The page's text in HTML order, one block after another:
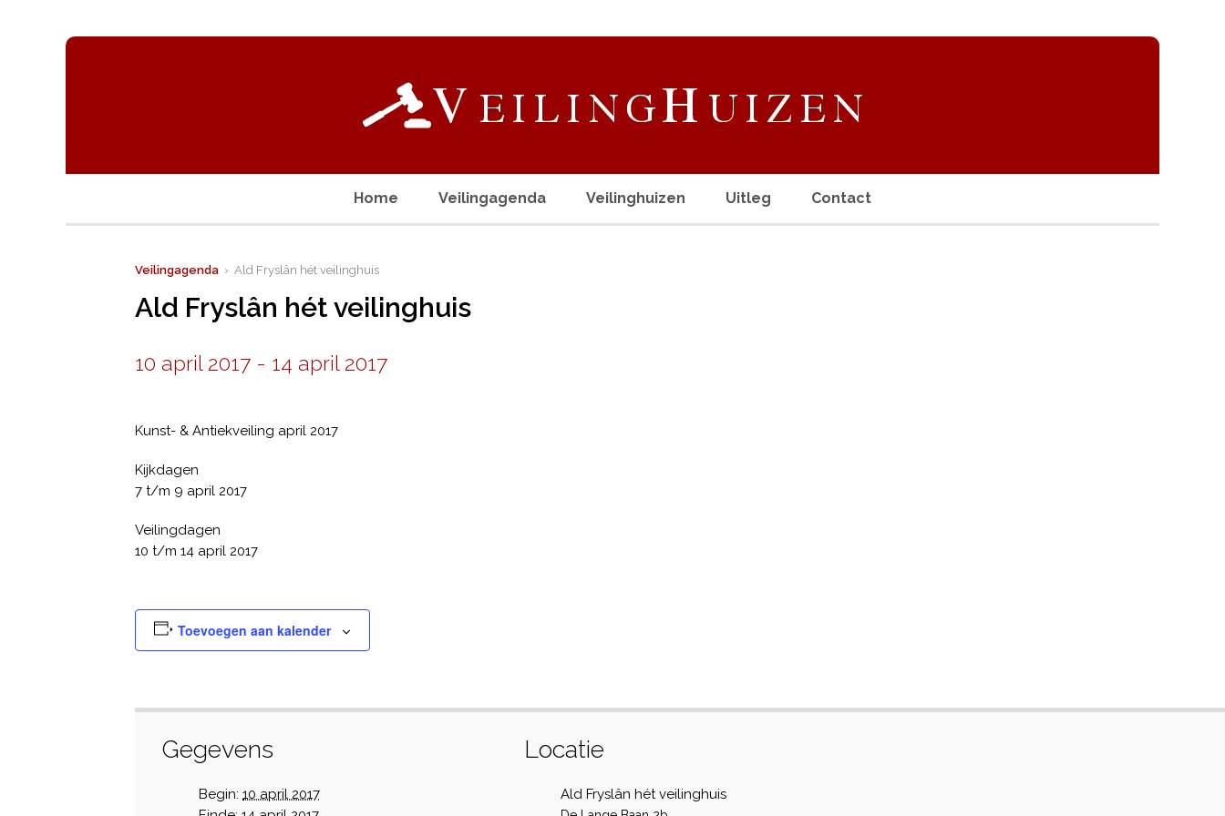
Home Veilingagenda Veilinghuizen Uitleg Contact
Veilingagenda › Ald Fryslân hét veilinghuis
Ald Fryslân hét veilinghuis
10 april 2017 - 14 april 2017
Kunst- & Antiekveiling april 2017
Kijkdagen
7 t/m 9 april 2017
Veilingdagen
10 t/m 14 april 2017
Toevoegen aan kalender
Gegevens
Begin: 10 april 2017
Locatie
Ald Fryslân hét veilinghuis